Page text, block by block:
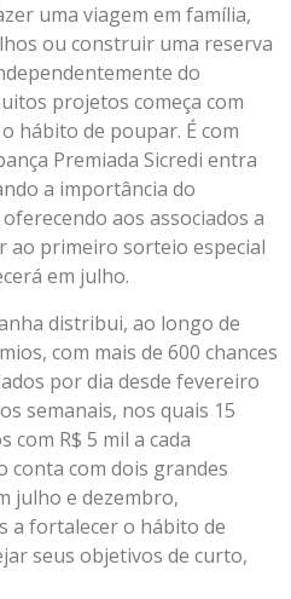
uma viagem em família,
ou construir uma reserva
do
projetos começa com
hábito de poupar. É com
Premiada Sicredi entra
a importância do
aos associados a
ao primeiro sorteio especial
em julho.
distribui, ao longo de
com mais de 600 chances
por dia desde fevereiro
semanais, nos quais 15
com R$ 5 mil a cada
conta com dois grandes
julho e dezembro,
a fortalecer o hábito de
seus objetivos de curto,